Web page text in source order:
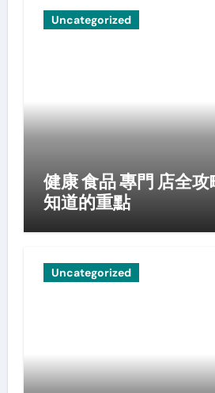
Uncategorized
健康 食品 專門 店全
知道的重點
Uncategorized